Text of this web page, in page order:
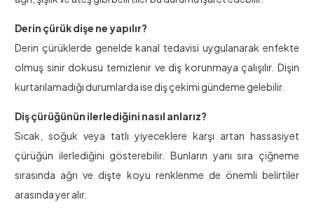
Derin çürük dişe ne yapılır?
Derin çürüklerde genelde kanal tedavisi uygulanarak enfekte
olmuş sinir dokusu temizlenir ve diş korunmaya çalışılır. Dişin
kurtarılamadığı durumlarda ise diş çekimi gündeme gelebilir.
Diş çürüğünün ilerlediğini nasıl anlarız?
Sıcak, soğuk veya tatlı yiyeceklere karşı artan hassasiyet
çürüğün ilerlediğini gösterebilir. Bunların yanı sıra çiğneme
sırasında ağrı ve dişte koyu renklenme de önemli belirtiler
arasında yer alır.